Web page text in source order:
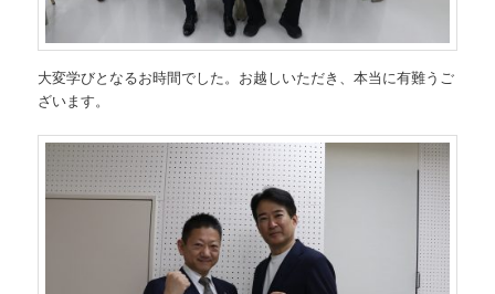
大変学びとなるお時間でした。お越しいただき、本当に有難うご
ざいます。